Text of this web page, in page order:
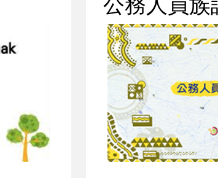
公務人員族